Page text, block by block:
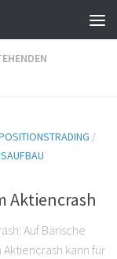
/
Aktiencrash
Auf Bärische
kann für